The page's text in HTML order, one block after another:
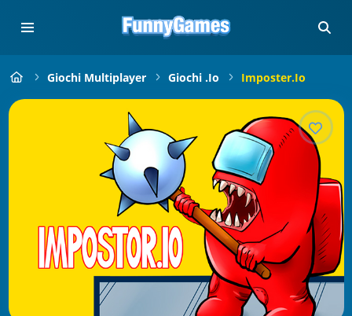
Giochi Multiplayer Giochi .io Imposter.io